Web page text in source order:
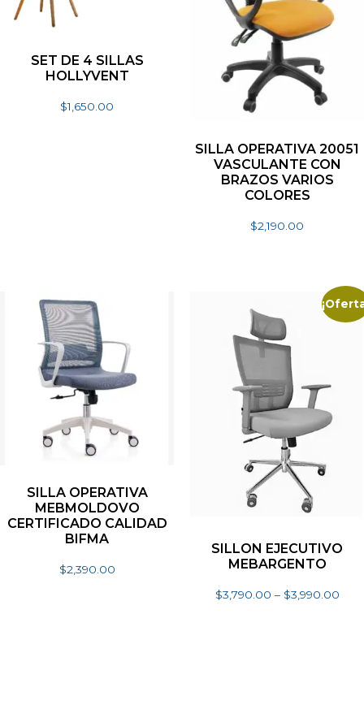
SET DE 4 SILLAS
HOLLYVENT
$1,650.00
SILLA OPERATIVA 20051
VASCULANTE CON
BRAZOS VARIOS
COLORES
$2,190.00
SILLA OPERATIVA
MEBMOLDOVO
CERTIFICADO CALIDAD
BIFMA
$2,390.00
SILLON EJECUTIVO
MEBARGENTO
$3,790.00 – $3,990.00